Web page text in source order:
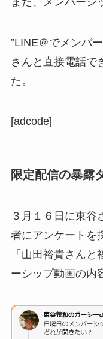
”LINE＠でメンバ
さんと直接電話で
た。
[adcode]
限定配信の暴露
３月１６日に東谷
者にアンケートを
「山田裕貴さん
ーシップ動画の内